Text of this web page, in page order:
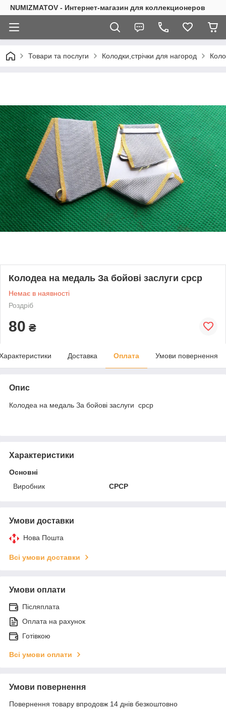
NUMIZMATOV - Интернет-магазин для коллекционеров
Товари та послуги Колодки,стрічки для нагород
Колодеа на медаль За бойові заслуги срср
Немає в наявності
Роздріб
80 ₴
Доставка Оплата Умови повернення
Опис
Колодеа на медаль За бойові заслуги срср
Характеристики
Основні
Виробник
СРСР
Умови доставки
Нова Пошта
Всі умови доставки
Умови оплати
Післяплата
Оплата на рахунок
Готівкою
Всі умови оплати
Умови повернення
Повернення товару впродовж 14 днів безкоштовно